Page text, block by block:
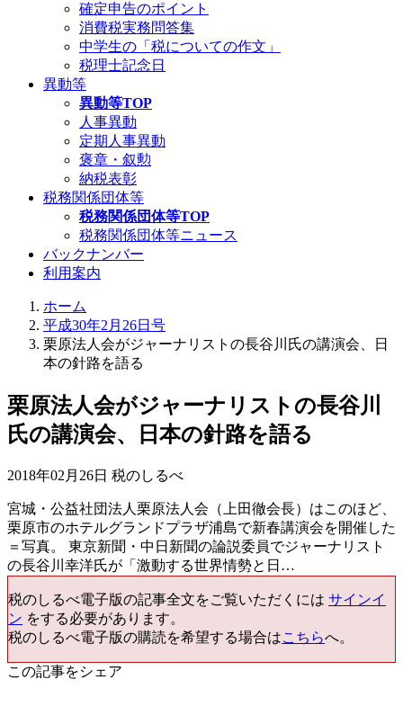
確定申告のポイント
消費税実務問答集
中学生の「税についての作文」
税理士記念日
異動等
異動等TOP
人事異動
定期人事異動
褒章・叙勲
納税表彰
税務関係団体等
税務関係団体等TOP
税務関係団体等ニュース
バックナンバー
利用案内
ホーム
平成30年2月26日号
栗原法人会がジャーナリストの長谷川氏の講演会、日
本の針路を語る
栗原法人会がジャーナリストの長谷川
氏の講演会、日本の針路を語る
2018年02月26日 税のしるべ
宮城・公益社団法人栗原法人会（上田徹会長）はこのほど、
栗原市のホテルグランドプラザ浦島で新春講演会を開催した
＝写真。 東京新聞・中日新聞の論説委員でジャーナリスト
の長谷川幸洋氏が「激動する世界情勢と日…
税のしるべ電子版の記事全文をご覧いただくには サインイ
ン をする必要があります。
税のしるべ電子版の購読を希望する場合はこちらへ。
この記事をシェア